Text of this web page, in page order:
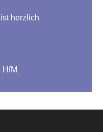
herzlich
HfM